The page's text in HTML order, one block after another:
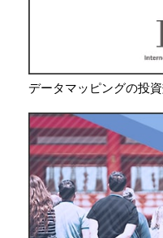
データマッピングの投